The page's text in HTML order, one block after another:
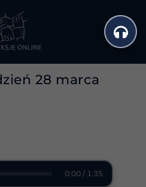
28 marca
0:00 / 1:35